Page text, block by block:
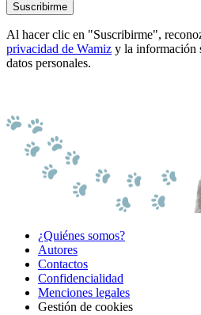
Suscribirme
Al hacer clic en "Suscribirme",
privacidad de Wamiz y la información
datos personales.
¿Quiénes somos?
Autores
Contactos
Confidencialidad
Menciones legales
Gestión de cookies